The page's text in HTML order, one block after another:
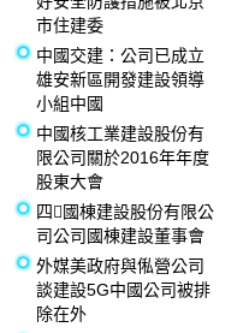
市住建委
中國交建：公司已成立
雄安新區開發建設領導
小組中國
中國核工業建設股份有
限公司關於2016年年度
股東大會
四國棟建設股份有限公
司公司國棟建設董事會
外媒美政府與俬營公司
談建設5G中國公司被排
除在外